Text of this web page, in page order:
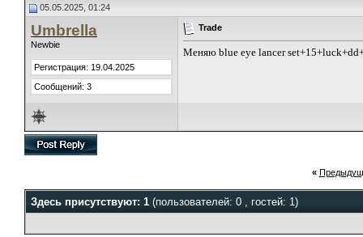
05.05.2025, 01:24
Umbrella
Newbie
Регистрация: 19.04.2025
Сообщений: 3
Trade
Меняю blue eye lancer
«
Здесь присутствуют: 1 (пользователей: 0 , гостей: 1)